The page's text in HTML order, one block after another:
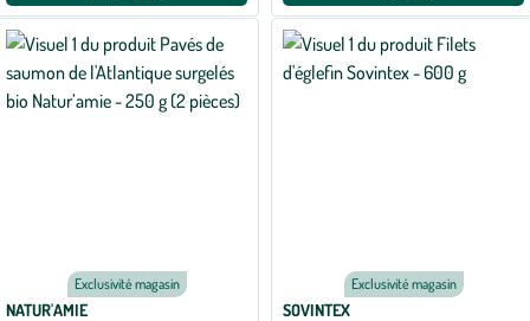
Exclusivité magasin
NATUR'AMIE
Exclusivité magasin
SOVINTEX